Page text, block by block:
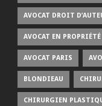
AVOCAT DROIT
AVOCAT EN
AVOCAT PARIS
BLONDIEAU
CHIRURGIEN